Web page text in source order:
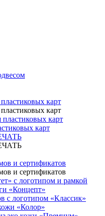
карт
карт
карт
карт
и сертификатов
и сертификатов
с логотипом и рамкой
«Концепт»
с логотипом «Классик»
«Колор»